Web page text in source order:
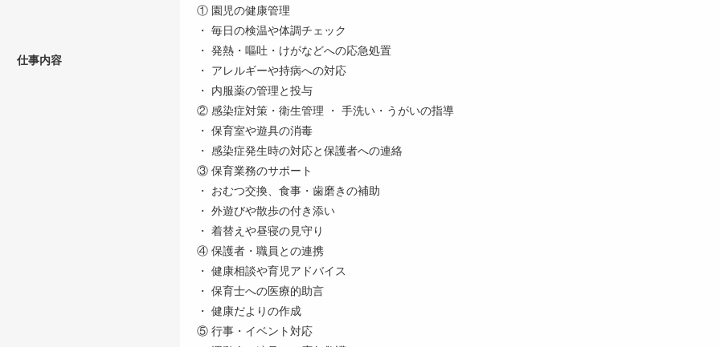
仕事内容
① 園児の健康管理
・ 毎日の検温や体調チェック
・ 発熱・嘔吐・けがなどへの応急処置
・ アレルギーや持病への対応
・ 内服薬の管理と投与
② 感染症対策・衛生管理 ・ 手洗い・うがいの指導
・ 保育室や遊具の消毒
・ 感染症発生時の対応と保護者への連絡
③ 保育業務のサポート
・ おむつ交換、食事・歯磨きの補助
・ 外遊びや散歩の付き添い
・ 着替えや昼寝の見守り
④ 保護者・職員との連携
・ 健康相談や育児アドバイス
・ 保育士への医療的助言
・ 健康だよりの作成
⑤ 行事・イベント対応